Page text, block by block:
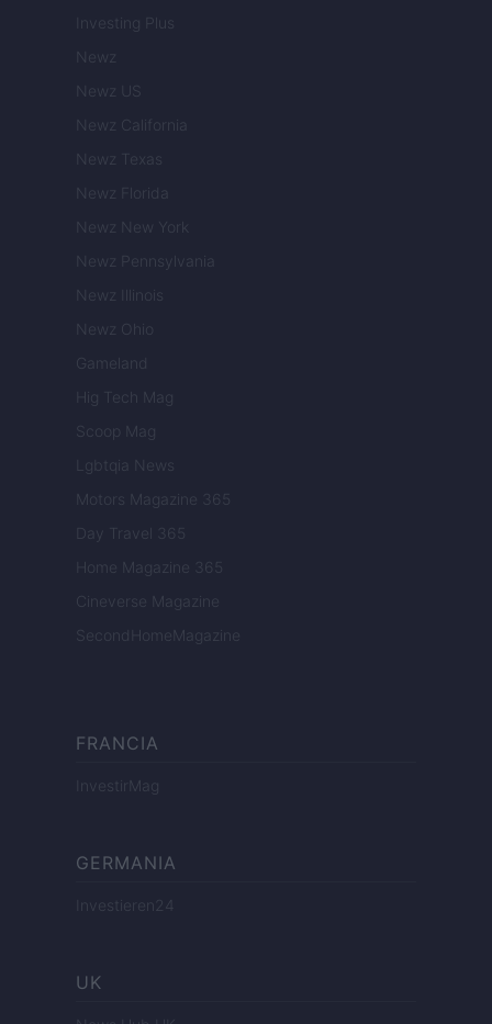
Investing Plus
Newz
Newz US
Newz California
Newz Texas
Newz Florida
Newz New York
Newz Pennsylvania
Newz Illinois
Newz Ohio
Gameland
Hig Tech Mag
Scoop Mag
Lgbtqia News
Motors Magazine 365
Day Travel 365
Home Magazine 365
Cineverse Magazine
SecondHomeMagazine
FRANCIA
InvestirMag
GERMANIA
Investieren24
UK